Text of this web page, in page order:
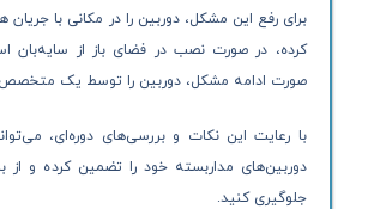
برای رفع این مشکل، دوربین را در مکانی با
کرده، در صورت نصب در فضای باز از سایه‌بان
صورت ادامه مشکل، دوربین را توسط یک
با رعایت این نکات و بررسی‌های دوره‌ای،
دوربین‌های مداربسته خود را تضمین کرده و از
جلوگیری کنید.